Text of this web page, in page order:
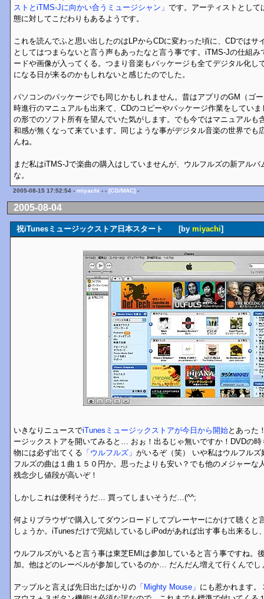
ストとiTMS-Jに向かい合うミュージシャン」 です。アーティストとして
態に対してこだわりもあるようです。
これを読んでふと思い出したのはLPからCDに変わった頃に、CDではサ
としてはつまらないと言う声もあったなと言う事です。iTMS-Jの仕組
ードや画像が入ってくる。つまり音楽もパッケージも全てデジタル化し
になる日が来るのかもしれないと感じたのでした。
パソコンのパッケージでも同じかもしれません。昔はアプリのGM（ゴ
時進行のマニュアルも出来て、CDのコピーやパッケージ作業をしてい
の形でのソフト所有を望んでいた気がします。でも今ではマニュアルも
和感が無くなって来ています。同じような事がデジタル音楽の世界でも
んね。
まだ私はiTMS-Jで楽曲の購入はしていませんが、ウルフルズの新アル
な。
2005-08-15 17:52:54 - miyachi - - [CG/MAC] -
2005-08-04
祝iTunesミュージックストア日本スタート [by miyachi]
いきなりニュースでiTunesミュージックストアが今日から開始とあった
ージックストアを開いてみると… おぉ！出るじゃ無いですか！DVDの
物には必ず出てくる 「ウルフルズ」 がいるぞ（笑） いや私はウルフル
フルズの曲は１曲１５０円か。思ったよりも安い？でも他のメジャーな
残念少し値段が高いぞ！
しかしこれは便利そうだ… 買ってしまいそうだ…(^^;
何よりブラウザで購入してダウンロードしてプレーヤーにかけて聴くと
しょうか。iTunesだけで完結しているしiPodがあれば出す事も出来るし
ウルフルズがいると言う事は東芝EMIは参加していると言う事ですね。
加。他はどのレーベルが参加しているのか… だんだん増えて行くんでし
アップルと言えば先日出たばかりの 「Mighty Mouse」 にも惹かれます